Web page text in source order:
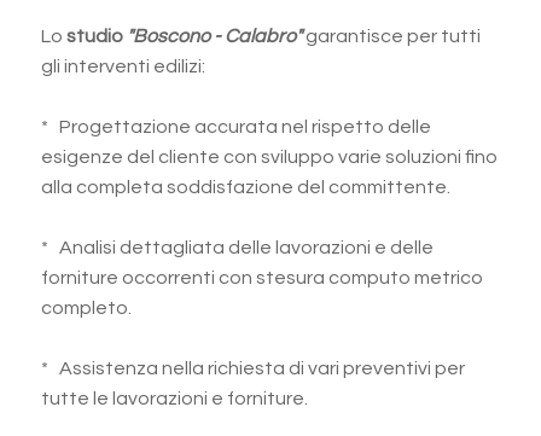
Lo studio "Boscono - Calabro" garantisce per tutti
gli interventi edilizi:
* Progettazione accurata nel rispetto delle
esigenze del cliente con sviluppo varie soluzioni fino
alla completa soddisfazione del committente.
* Analisi dettagliata delle lavorazioni e delle
forniture occorrenti con stesura computo metrico
completo.
* Assistenza nella richiesta di vari preventivi per
tutte le lavorazioni e forniture.